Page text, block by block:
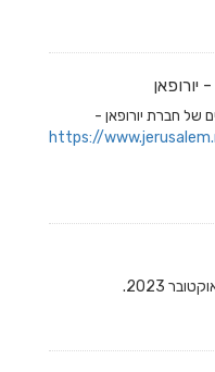
יורופאן
של חברת יורופאן -
https://
2023.